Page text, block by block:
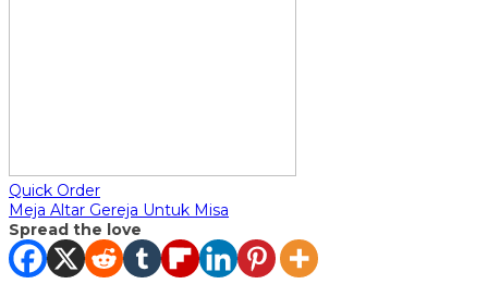
Quick Order
Meja Altar Gereja Untuk Misa
Spread the love